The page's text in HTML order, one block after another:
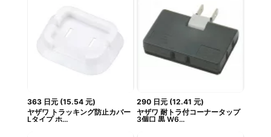
363 日元(15.54 元)
ヤザワ トラッキング防止カバー
Lタイプ ホ...
290 日元 (12.41 元)
ヤザワ 耐トラ付コーナータップ
3個口 黒 W6...